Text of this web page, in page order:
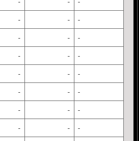
- - -
- - -
- - -
- - -
- - -
- - -
- - -